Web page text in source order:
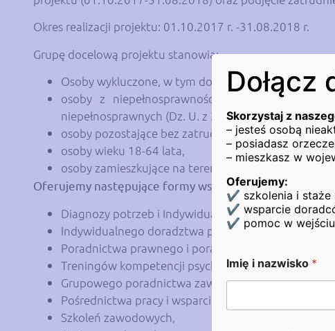
Okres realizacji projektu: 01.10.2017 r. -31.08.2018 r.
Grupę docelową projektu stanowią:
Osoby wykluczone, w tym dotknięte ubóstwem lub
osoby z niepełnosprawnościami w
niepełnosprawnych (Dz. U. z 2011 nr 127 poz. 721,
osoby pozostające bez zatrudnienia, w tym: bierni
osoby wieku 18-64 lata,
osoby zamieszkujące na terenie woj. lubelskiego.
Oferujemy następujące formy wsparcia:
Diagnozy potrzeb i Indywidualny Plan Działania,
Indywidualnego doradztwa psychologicznego,
Poradnictwa prawnego i poradnictwa zawodowego,
Treningów kompetencji psychospołecznych,
Grupowego poradnictwa zawodowego,
Pośrednictwa pracy i wsparcia trenera pracy,
Szkoleń zawodowych,
Dołącz
Skorzystaj z
– jesteś osobą
– posiadasz
– mieszkasz w
Oferujemy:
✔ szkolenia i staże
✔ wsparcie
✔ pomoc w wejściu
Imię i nazwisko *